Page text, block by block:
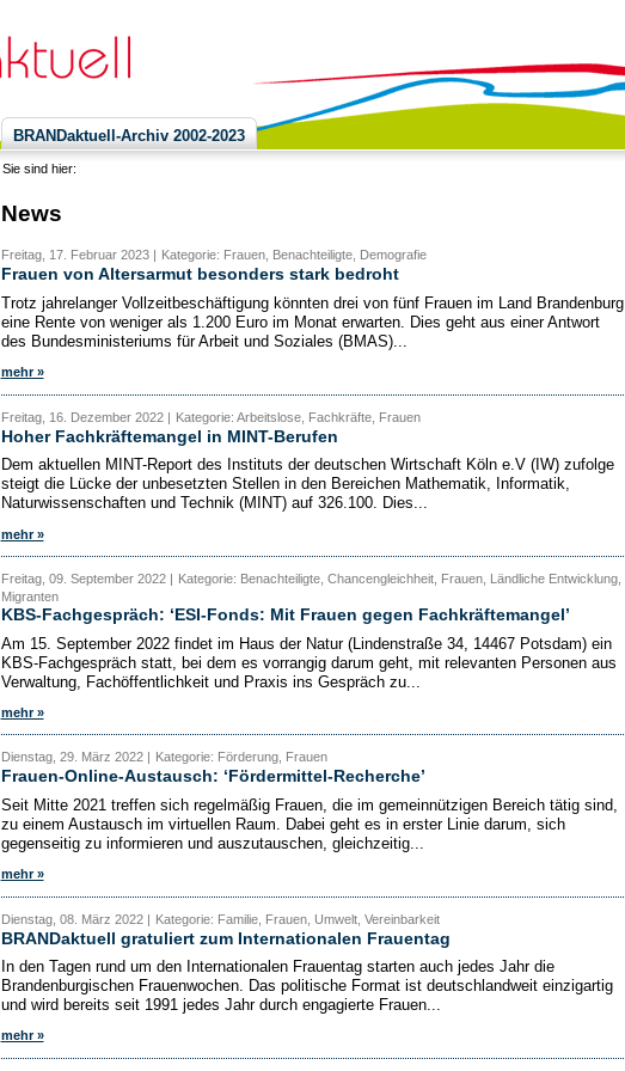
BRANDaktuell-Archiv 2002-2023
Sie sind hier:
News
Freitag, 17. Februar 2023 | Kategorie: Frauen, Benachteiligte, Demografie
Frauen von Altersarmut besonders stark bedroht
Trotz jahrelanger Vollzeitbeschäftigung könnten drei von fünf Frauen im Land Brandenburg
eine Rente von weniger als 1.200 Euro im Monat erwarten. Dies geht aus einer Antwort
des Bundesministeriums für Arbeit und Soziales (BMAS)...
mehr »
Freitag, 16. Dezember 2022 | Kategorie: Arbeitslose, Fachkräfte, Frauen
Hoher Fachkräftemangel in MINT-Berufen
Dem aktuellen MINT-Report des Instituts der deutschen Wirtschaft Köln e.V (IW) zufolge
steigt die Lücke der unbesetzten Stellen in den Bereichen Mathematik, Informatik,
Naturwissenschaften und Technik (MINT) auf 326.100. Dies...
mehr »
Freitag, 09. September 2022 | Kategorie: Benachteiligte, Chancengleichheit, Frauen, Ländliche Entwicklung,
Migranten
KBS-Fachgespräch: ‘ESI-Fonds: Mit Frauen gegen Fachkräftemangel’
Am 15. September 2022 findet im Haus der Natur (Lindenstraße 34, 14467 Potsdam) ein
KBS-Fachgespräch statt, bei dem es vorrangig darum geht, mit relevanten Personen aus
Verwaltung, Fachöffentlichkeit und Praxis ins Gespräch zu...
mehr »
Dienstag, 29. März 2022 | Kategorie: Förderung, Frauen
Frauen-Online-Austausch: ‘Fördermittel-Recherche’
Seit Mitte 2021 treffen sich regelmäßig Frauen, die im gemeinnützigen Bereich tätig sind,
zu einem Austausch im virtuellen Raum. Dabei geht es in erster Linie darum, sich
gegenseitig zu informieren und auszutauschen, gleichzeitig...
mehr »
Dienstag, 08. März 2022 | Kategorie: Familie, Frauen, Umwelt, Vereinbarkeit
BRANDaktuell gratuliert zum Internationalen Frauentag
In den Tagen rund um den Internationalen Frauentag starten auch jedes Jahr die
Brandenburgischen Frauenwochen. Das politische Format ist deutschlandweit einzigartig
und wird bereits seit 1991 jedes Jahr durch engagierte Frauen...
mehr »